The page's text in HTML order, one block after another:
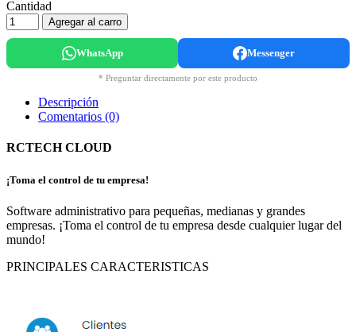
Cantidad
Agregar al carro
WhatsApp Messenger
* Preguntar directamente por este producto
Descripción
Comentarios (0)
RCTECH CLOUD
¡Toma el control de tu empresa!
Software administrativo para pequeñas, medianas y grandes
empresas. ¡Toma el control de tu empresa desde cualquier lugar del
mundo!
PRINCIPALES CARACTERISTICAS